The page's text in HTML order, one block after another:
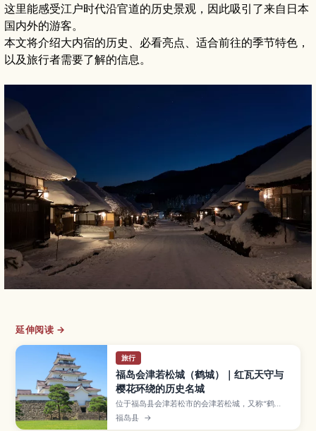
这里能感受江户时代沿官道的历史景观，因此吸引了来自日本
国内外的游客。
本文将介绍大内宿的历史、必看亮点、适合前往的季节特色，
以及旅行者需要了解的信息。
延伸阅读 →
旅行
福岛会津若松城（鹤城）｜红瓦天守与
樱花环绕的历史名城
位于福岛县会津若松市的会津若松城，又称“鹤
城”，以日本少见的红瓦天守、洁白城墙和浓厚武士
历史而闻名。本文介绍城堡的修建与戊辰战争的故
福岛县 →